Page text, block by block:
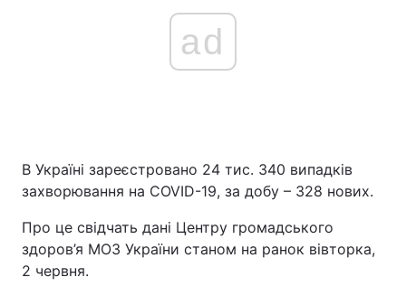
Головна Війна
Україна
ad
В Україні зареєстровано 24 тис. 340 випадків
захворювання на COVID-19, за добу – 328 нових.
Про це свідчать дані Центру громадського
здоров’я МОЗ України станом на ранок вівторка,
2 червня.